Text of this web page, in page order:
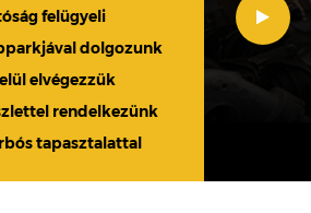
felügyeli
dolgozunk
elvégezzük
rendelkezünk
tapasztalattal